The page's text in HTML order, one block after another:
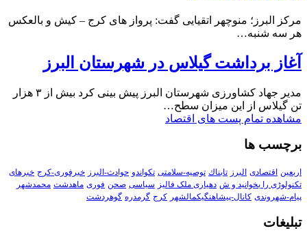
مرکز البرز؛ منوچهر اتقیایی گفت: پرواز های کرج – کیش و بالعکس
هر سه شنبه…
آغاز برداشت گیلاس در شهرستان البرز
مدیر جهاد کشاورزی شهرستان البرز پیش بینی کرد بیش از ۳ هزار
تن گیلاس از این میزان سطح…
مشاهده تمام پست های اقتصاد
برچسب ها
اربعین اقتصادی البرز تابناك توصیه-سلامتی تکواندو حوادث-البرز خبرفوری-کرج خبرهای
تکنولوڑی را بخوانید و ش دهیاری ملک فالیز سیاسی صحن فوری ماهدشت محمدشهر
پیام-شهروندی کانال-پیشاهنگیکمالشهر کرج گرمدره گوهردشت
تبلیغات